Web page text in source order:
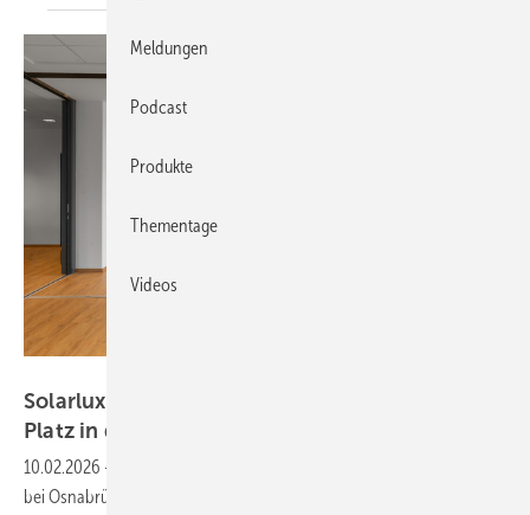
Solarlux: So schaffen flexible Faltwände viel
Platz in der
10.02.2026 -
bei Osnabrück ihre Filiale in einem historischen Altbau aus dem Jahr
Meldungen
Podcast
Produkte
Thementage
Videos